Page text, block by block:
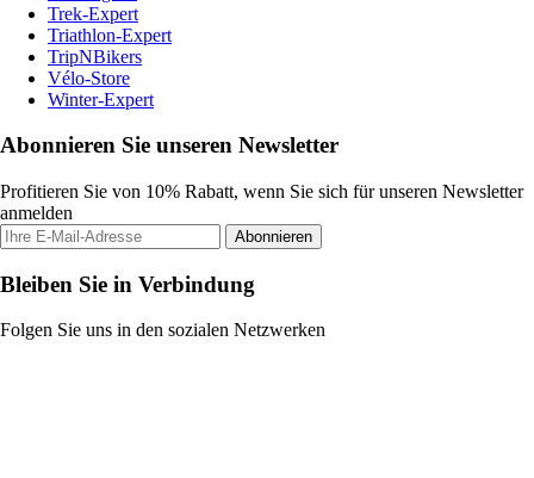
Trek-Expert
Triathlon-Expert
TripNBikers
Vélo-Store
Winter-Expert
Abonnieren Sie unseren Newsletter
Profitieren Sie von 10% Rabatt, wenn Sie sich für unseren Newsletter
anmelden
Abonnieren
Bleiben Sie in Verbindung
Folgen Sie uns in den sozialen Netzwerken